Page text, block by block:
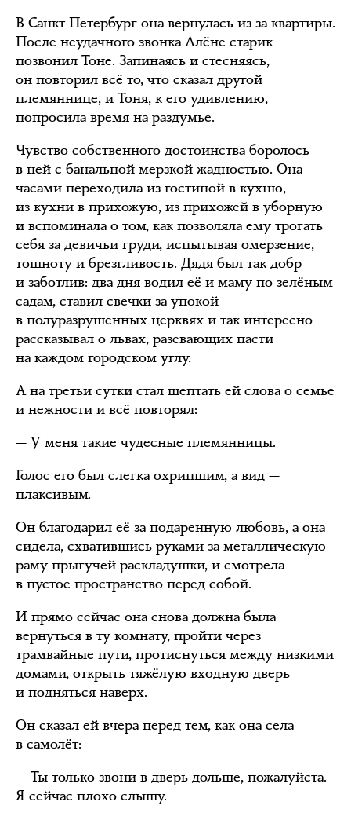
В Санкт-Петербург она вернулась из-за квартиры.
После неудачного звонка Алёне старик
позвонил Тоне. Запинаясь и стесняясь,
он повторил всё то, что сказал другой
племяннице, и Тоня, к его удивлению,
попросила время на раздумье.
Чувство собственного достоинства боролось
в ней с банальной мерзкой жадностью. Она
часами переходила из гостиной в кухню,
из кухни в прихожую, из прихожей в уборную
и вспоминала о том, как позволяла ему трогать
себя за девичьи груди, испытывая омерзение,
тошноту и брезгливость. Дядя был так добр
и заботлив: два дня водил её и маму по зелёным
садам, ставил свечки за упокой
в полуразрушенных церквях и так интересно
рассказывал о львах, разевающих пасти
на каждом городском углу.
А на третьи сутки стал шептать ей слова о семье
и нежности и всё повторял:
— У меня такие чудесные племянницы.
Голос его был слегка охрипшим, а вид —
плаксивым.
Он благодарил её за подаренную любовь, а она
сидела, схватившись руками за металлическую
раму прыгучей раскладушки, и смотрела
в пустое пространство перед собой.
И прямо сейчас она снова должна была
вернуться в ту комнату, пройти через
трамвайные пути, протиснуться между низкими
домами, открыть тяжёлую входную дверь
и подняться наверх.
Он сказал ей вчера перед тем, как она села
в самолёт:
— Ты только звони в дверь дольше, пожалуйста.
Я сейчас плохо слышу.